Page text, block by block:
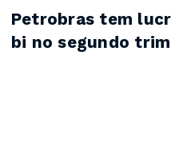
Petrobras tem
bi no segundo